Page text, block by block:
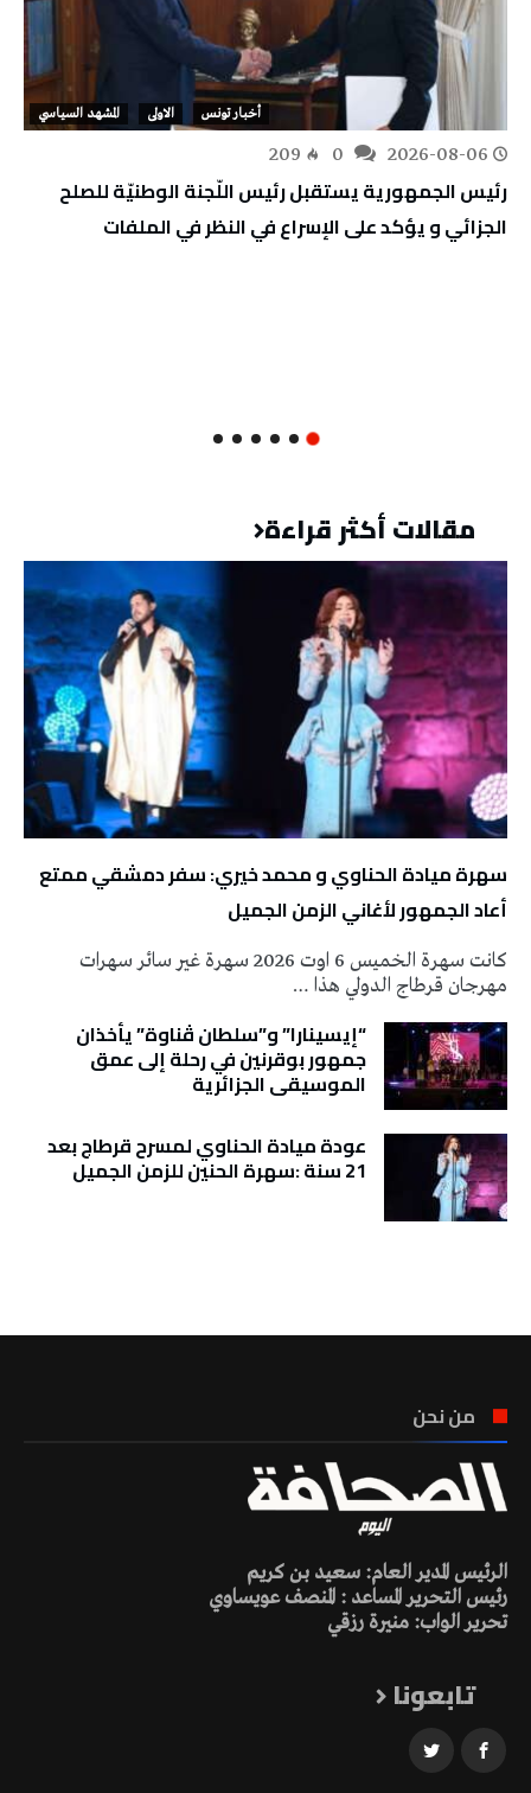
أخبار تونس الاولى المشهد السياسي
2026-08-06
209
رئيس الجمهورية يستقبل رئيس اللّجنة الوطنيّة للصلح
الجزائي و يؤكد على الإسراع في النظر في الملفات
مقالات أكثر قراءة
سهرة ميادة الحناوي و محمد خيري: سفر دمشقي ممتع
أعاد الجمهور لأغاني الزمن الجميل
كانت سهرة الخميس 6 اوت 2026 سهرة غير سائر سهرات
مهرجان قرطاج الدولي هذا …
“إيسينارا” و”سلطان ڤناوة” يأخذان
جمهور بوقرنين في رحلة إلى عمق
الموسيقى الجزائرية
عودة ميادة الحناوي لمسرح قرطاج بعد
21 سنة :سهرة الحنين للزمن الجميل
من نحن
الرئيس المدير العام: سعيد بن كريم
رئيس التحرير المساعد : المنصف عويساوي
تحرير الواب: منيرة رزقي
تابعونا